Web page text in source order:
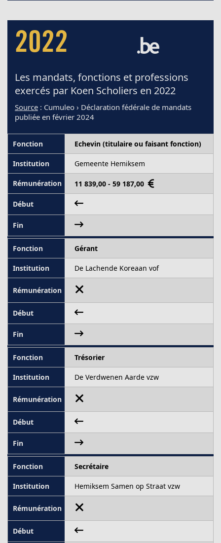
2022
Les mandats, fonctions et professions
exercés par Koen Scholiers en 2022
Source : Cumuleo › Déclaration fédérale de mandats
publiée en février 2024
Echevin (titulaire ou faisant fonction)
Gemeente Hemiksem
11 839,00 - 59 187,00
Gérant
De Lachende Koreaan vof
Trésorier
De Verdwenen Aarde vzw
Secrétaire
Hemiksem Samen op Straat vzw